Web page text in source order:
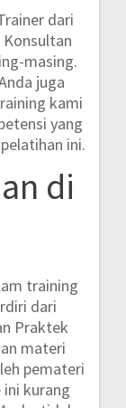
dari
masing.
juga
kami
yang
ini.
di
training
dari
Praktek
materi
pemateri
kurang